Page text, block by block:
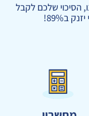
הסיכוי שלכם לקבל
ב89%!